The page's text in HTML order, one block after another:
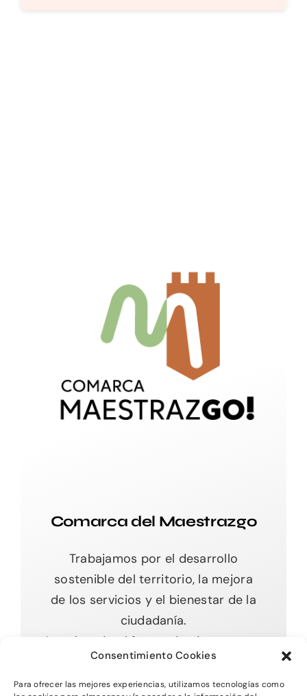
Consentimiento Cookies
Para ofrecer las mejores experiencias, utilizamos tecnologías como
Comarca del Maestrazgo
Trabajamos por el desarrollo
sostenible del territorio, la mejora
de los servicios y el bienestar de la
ciudadanía.
Impulsando el futuro desde nuestras
raíces.